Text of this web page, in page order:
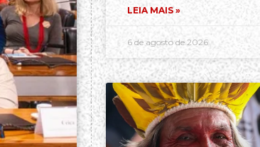
LEIA MAIS »
6 de agosto de 2026